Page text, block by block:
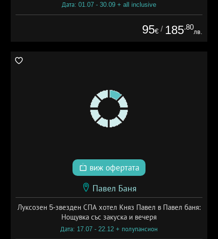
Дата: 01.07 - 30.09 + all inclusive
95€ / 185.80
лв.
виж офертата
Павел Баня
Луксозен 5-звезден СПА хотел Княз Павел в Павел баня:
Нощувка със закуска и вечеря
Дата: 17.07 - 22.12 + полупансион